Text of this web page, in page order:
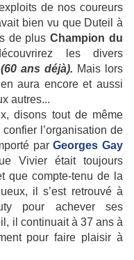
de nos coureurs
bien vu que Duteil à
de plusChampion du
les divers
(60 ans déjà). Mais lors
aura encore et aussi
autres...
disons tout de même
l’organisation de
parGeorges Gay
Vivier était toujours
que compte-tenu de la
il s’est retrouvé à
pour achever ses
il continuait à 37 ans à
pour faire plaisir à